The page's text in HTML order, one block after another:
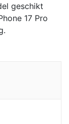
geschikt
17 Pro